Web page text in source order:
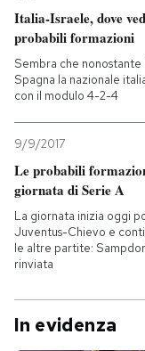
Italia-Israele, dove
probabili formazioni
Sembra che
Spagna la nazionale
con il modulo 4-2-4
9/9/2017
Le probabili
giornata di Serie A
La giornata inizia oggi
Juventus-Chievo e
le altre partite:
rinviata
In evidenza